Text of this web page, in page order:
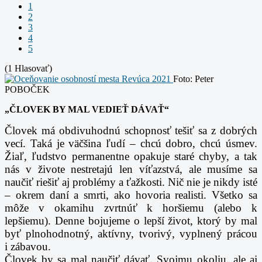
1
2
3
4
5
(1 Hlasovať)
Foto: Peter
POBOČEK
„ČLOVEK BY MAL VEDIEŤ DÁVAŤ“
Človek má obdivuhodnú schopnosť tešiť sa z dobrých
vecí. Taká je väčšina ľudí – chcú dobro, chcú úsmev.
Žiaľ, ľudstvo permanentne opakuje staré chyby, a tak
nás v živote nestretajú len víťazstvá, alemusíme sa
naučiť riešiť aj problémy a ťažkosti. Nič nie je nikdy isté
– okrem daní a smrti, ako hovoriarealisti. Všetko sa
môže v okamihu zvrtnúť k horšiemu (alebo k
lepšiemu). Denne bojujeme o lepší život,ktorý by mal
byť plnohodnotný, aktívny, tvorivý, vyplnený prácou
i zábavou.
Človek by sa mal naučiť dávať. Svojmu okoliu, ale aj